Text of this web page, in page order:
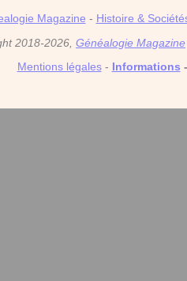
Magazine - Histoire &
2018-2026, Généalogie Magazine
Mentions légales- Informations